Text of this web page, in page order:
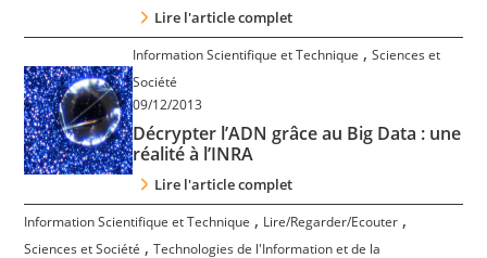
Lire l'article complet
Information Scientifique et Technique ,Sciences et
Société
09/12/2013
Décrypter l’ADN grâce au Big Data : une
réalité à l’INRA
Lire l'article complet
Information Scientifique et Technique , Lire/Regarder/Ecouter ,
Sciences et Société ,Technologies de l'Information et de la